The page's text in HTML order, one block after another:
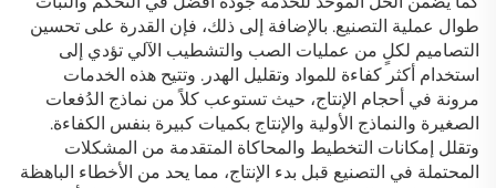
طوال عملية التصنيع. بالإضافة إلى ذلك، فإن القدرة على تحسين
التصاميم لكلٍ من عمليات الصب والتشطيب الآلي تؤدي إلى
استخدام أكثر كفاءة للمواد وتقليل الهدر. وتتيح هذه الخدمات
مرونة في أحجام الإنتاج، حيث تستوعب كلاً من نماذج الدُفعات
الصغيرة والنماذج الأولية والإنتاج بكميات كبيرة بنفس الكفاءة.
وتقلل إمكانات التخطيط والمحاكاة المتقدمة من المشكلات
المحتملة في التصنيع قبل بدء الإنتاج، مما يحد من الأخطاء الباهظة